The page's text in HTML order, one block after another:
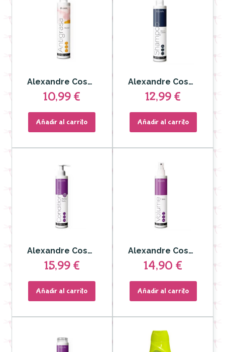
Alexandre Cosmetics - Champú Antigrasa
10,99 €
Añadir al carrito
Alexandre Cosmetics - Champú Blancos y Platinos
12,99 €
Añadir al carrito
Alexandre Cosmetics - Conditioner Perfect Curls
15,99 €
Añadir al carrito
Alexandre Cosmetics - Liss no Frizz
14,90 €
Añadir al carrito